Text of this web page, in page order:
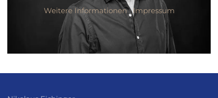
Weitere Informationen|Impressum